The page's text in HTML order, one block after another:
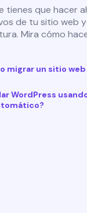
tienes que hacer
de tu sitio web
Mira cómo
migrar un sitio web
WordPress